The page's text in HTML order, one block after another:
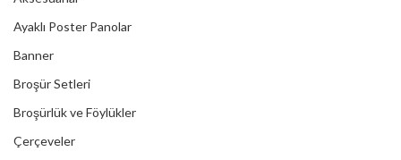
Ayaklı Poster Panolar
Banner
Broşür Setleri
Broşürlük ve Föylükler
Çerçeveler